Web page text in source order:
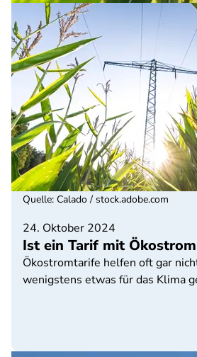
24. Oktober 2024
Ist ein Tarif mit
Ökostromtarife helfen oft gar
wenigstens etwas für das Klima
Quelle: Calado / stock.adobe.com